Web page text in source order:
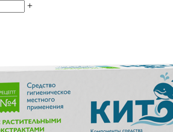
+